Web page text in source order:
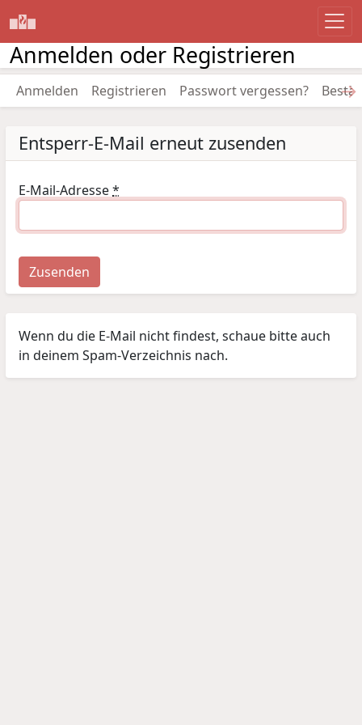
Anmelden oder Registrieren
Anmelden Registrieren Passwort vergessen? →
Entsperr-E-Mail erneut zusenden
E-Mail-Adresse*
Zusenden
Wenn du die E-Mail nicht findest, schaue bitte auch
in deinem Spam-Verzeichnis nach.